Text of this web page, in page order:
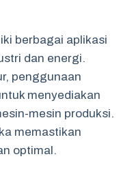
berbagai aplikasi
dan energi.
penggunaan
menyediakan
mesin produksi.
memastikan
optimal.